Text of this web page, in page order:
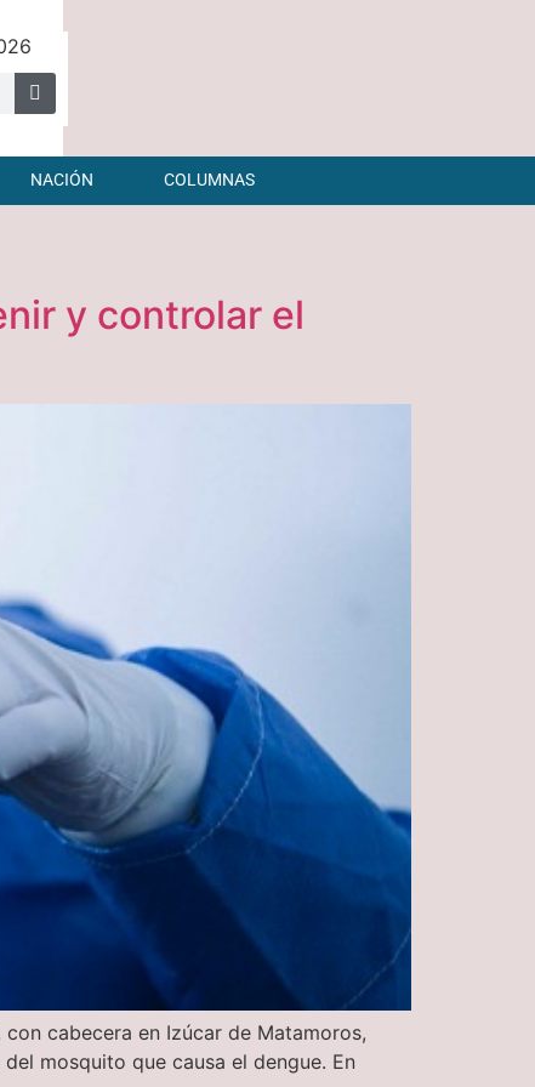
NACIÓN COLUMNAS
y controlar el
cabecera en Izúcar de Matamoros,
mosquito que causa el dengue. En